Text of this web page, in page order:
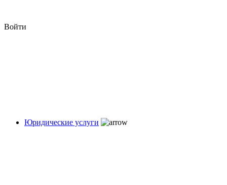
Войти
Юридические услуги